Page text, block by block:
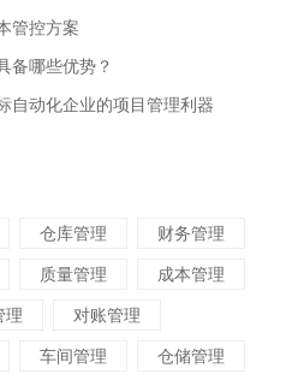
管控方案
备哪些优势？
自动化企业的项目管理利器
仓库管理 财务管理
质量管理 成本管理
理 对账管理
车间管理 仓储管理